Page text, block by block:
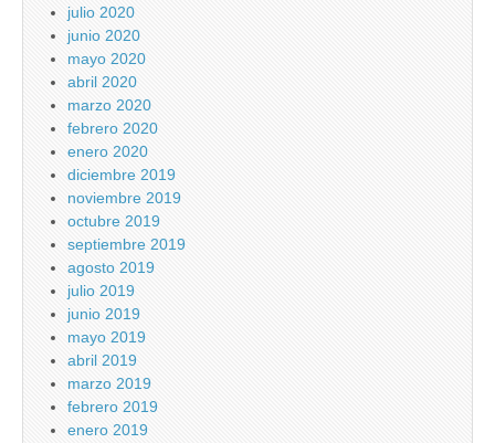
julio 2020
junio 2020
mayo 2020
abril 2020
marzo 2020
febrero 2020
enero 2020
diciembre 2019
noviembre 2019
octubre 2019
septiembre 2019
agosto 2019
julio 2019
junio 2019
mayo 2019
abril 2019
marzo 2019
febrero 2019
enero 2019